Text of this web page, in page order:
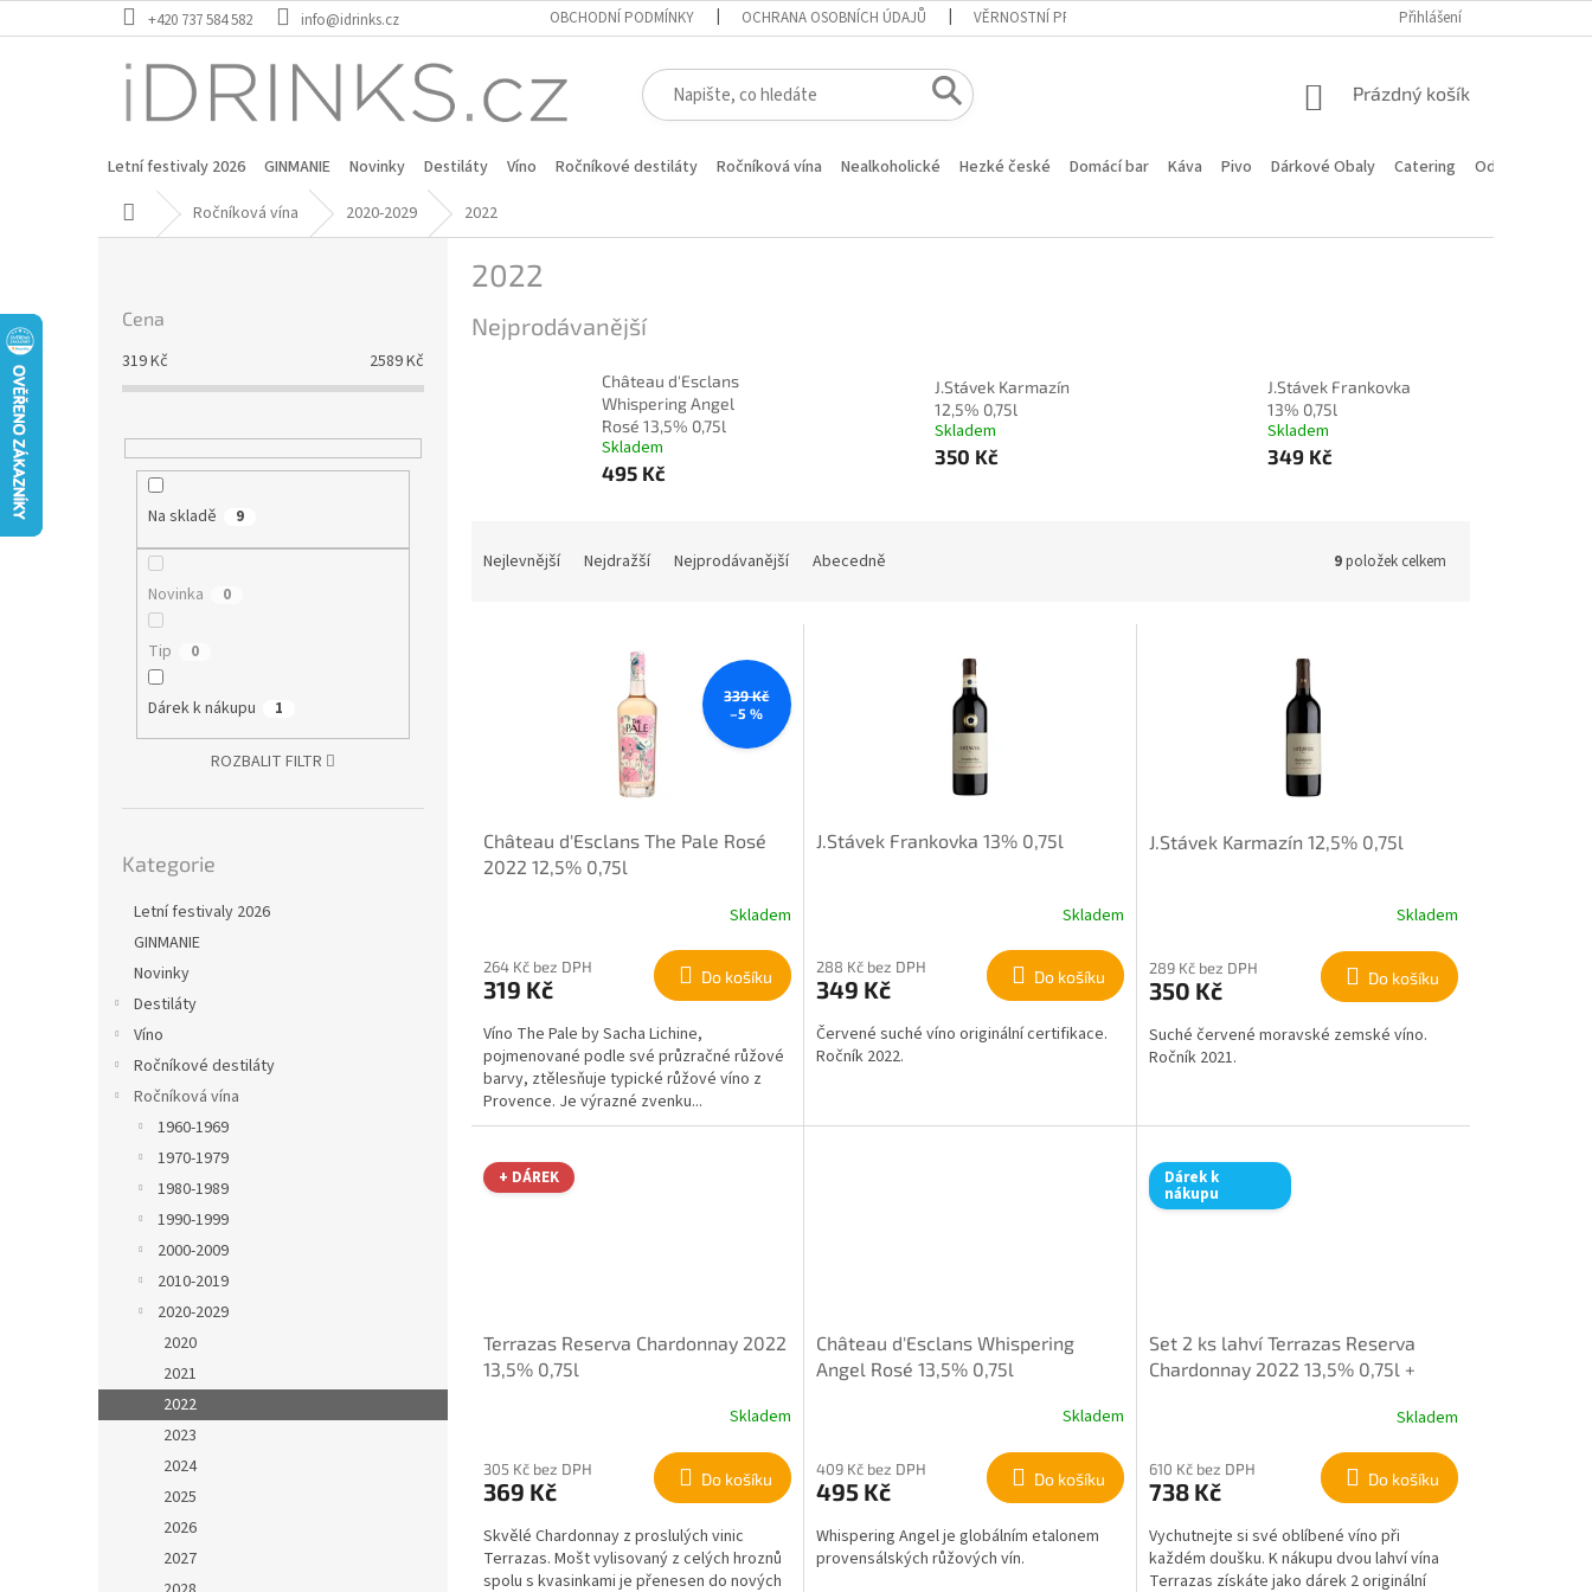
na
+420 737 584 582 info@idrinks.cz OBCHODNÍ PODMÍNKY OCHRANA OSOBNÍCH ÚDAJŮ VĚRNOSTNÍ PROGRAM HODNOCENÍ OBCHODU
Přihlášení
NÁKUPNÍ
Prázdný košík
Letní festivaly 2026 GINMANIE Novinky Destiláty Víno Ročníkové destiláty Ročníková vína Nealkoholické Hezké české Domácí bar Káva Pivo Dárkové Obaly Catering
Odstoupení od
Domů Ročníková vína 2020-2029 2022
Cena
319Kč 2589Kč
Na skladě 9
Novinka 0
Tip 0
Dárek k nákupu 1
ROZBALIT FILTR
kategorie
Kategorie
Letní festivaly 2026
GINMANIE
Novinky
Destiláty
Víno
Ročníkové destiláty
Ročníková vína
1960-1969
1970-1979
1980-1989
1990-1999
2000-2009
2010-2019
2020-2029
2020
2021
2022
2023
2024
2025
2026
2027
2022
Nejprodávanější
Château d'Esclans
Whispering Angel
Rosé 13,5% 0,75l
Skladem
495 Kč
J.Stávek Karmazín
12,5% 0,75l
Skladem
350 Kč
J.Stávek Frankovka
13% 0,75l
Skladem
349 Kč
Nejlevnější Nejdražší Nejprodávanější Abecedně 9položek celkem
339 Kč
–5 %
Château d'Esclans The Pale Rosé
2022 12,5% 0,75l
Skladem
264 Kč bez DPH
319 Kč Do košíku
Víno The Pale by Sacha Lichine,
pojmenované podle své průzračné růžové
barvy, ztělesňuje typické růžové víno z
Provence. Je výrazné zvenku...
J.Stávek Frankovka 13% 0,75l
Skladem
288 Kč bez DPH
349 Kč Do košíku
Červené suché víno originální certifikace.
Ročník 2022.
J.Stávek Karmazín 12,5% 0,75l
Skladem
289 Kč bez DPH
350 Kč Do košíku
Suché červené moravské zemské víno.
Ročník 2021.
+ DÁREK
Terrazas Reserva Chardonnay 2022
13,5% 0,75l
Skladem
305 Kč bez DPH
369 Kč Do košíku
Skvělé Chardonnay z proslulých vinic
Terrazas. Mošt vylisovaný z celých hroznů
spolu s kvasinkami je přenesen do nových
Château d'Esclans Whispering
Angel Rosé 13,5% 0,75l
Skladem
409 Kč bez DPH
495 Kč Do košíku
Whispering Angel je globálním etalonem
provensálských růžových vín.
Dárek k
nákupu
Set 2 ks lahví Terrazas Reserva
Chardonnay 2022 13,5% 0,75l +
Skladem
610 Kč bez DPH
738 Kč Do košíku
Vychutnejte si své oblíbené víno při
každém doušku. K nákupu dvou lahví vína
Terrazas získáte jako dárek 2 originální